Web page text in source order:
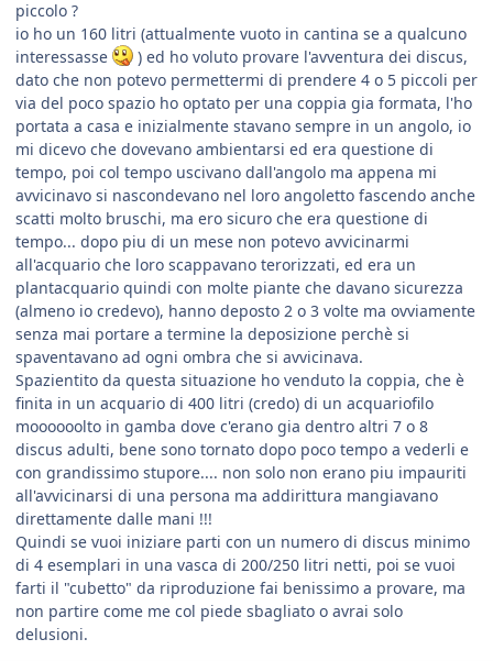
piccolo ?
io ho un 160 litri (attualmente vuoto in cantina se a qualcuno
interessasse
) ed ho voluto provare l'avventura dei discus,
dato che non potevo permettermi di prendere 4 o 5 piccoli per
via del poco spazio ho optato per una coppia gia formata, l'ho
portata a casa e inizialmente stavano sempre in un angolo, io
mi dicevo che dovevano ambientarsi ed era questione di
tempo, poi col tempo uscivano dall'angolo ma appena mi
avvicinavo si nascondevano nel loro angoletto fascendo anche
scatti molto bruschi, ma ero sicuro che era questione di
tempo... dopo piu di un mese non potevo avvicinarmi
all'acquario che loro scappavano terorizzati, ed era un
plantacquario quindi con molte piante che davano sicurezza
(almeno io credevo), hanno deposto 2 o 3 volte ma ovviamente
senza mai portare a termine la deposizione perchè si
spaventavano ad ogni ombra che si avvicinava.
Spazientito da questa situazione ho venduto la coppia, che è
finita in un acquario di 400 litri (credo) di un acquariofilo
moooooolto in gamba dove c'erano gia dentro altri 7 o 8
discus adulti, bene sono tornato dopo poco tempo a vederli e
con grandissimo stupore.... non solo non erano piu impauriti
all'avvicinarsi di una persona ma addirittura mangiavano
direttamente dalle mani !!!
Quindi se vuoi iniziare parti con un numero di discus minimo
di 4 esemplari in una vasca di 200/250 litri netti, poi se vuoi
farti il "cubetto" da riproduzione fai benissimo a provare, ma
non partire come me col piede sbagliato o avrai solo
delusioni.